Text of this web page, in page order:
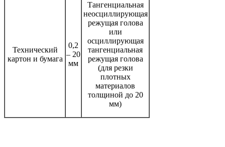
Технический
картон и бумага
0,2
– 20
мм
Тангенциальная
неосциллирующая
режущая голова
или
осциллирующая
тангенциальная
режущая голова
(для резки
плотных
материалов
толщиной до 20
мм)